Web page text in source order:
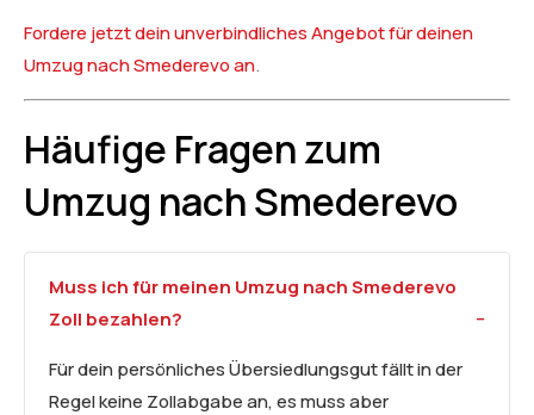
Fordere jetzt dein unverbindliches Angebot für deinen
Umzug nach Smederevo an.
Häufige Fragen zum
Umzug nach Smederevo
Muss ich für meinen Umzug nach Smederevo
Zoll bezahlen?
Für dein persönliches Übersiedlungsgut fällt in der
Regel keine Zollabgabe an, es muss aber